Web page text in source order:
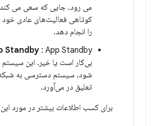
می رود، جایی که سعی می کند
کوتاهی فعالیت‌های عادی خود
را انجام دهد.
Standby
بی‌کار است یا خیر. این سیستم
شود، سیستم دسترسی به شبکه
تعلیق در می‌آورد.
برای کسب اطلاعات بیشتر در مورد